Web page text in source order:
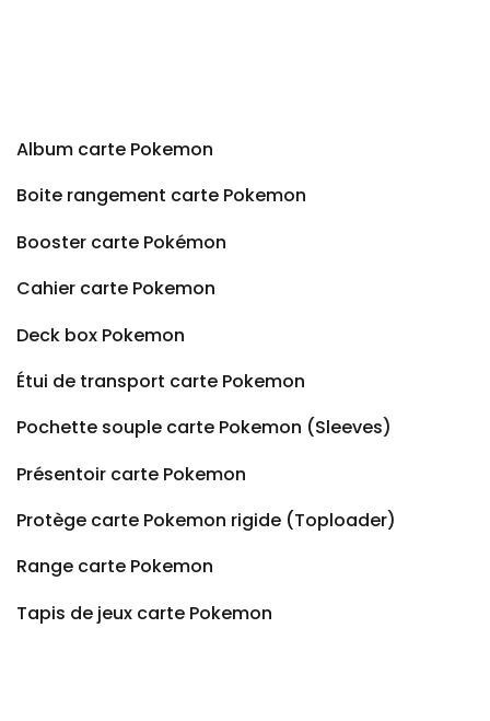
Album carte Pokemon
Boite rangement carte Pokemon
Booster carte Pokémon
Cahier carte Pokemon
Deck box Pokemon
Étui de transport carte Pokemon
Pochette souple carte Pokemon (Sleeves)
Présentoir carte Pokemon
Protège carte Pokemon rigide (Toploader)
Range carte Pokemon
Tapis de jeux carte Pokemon